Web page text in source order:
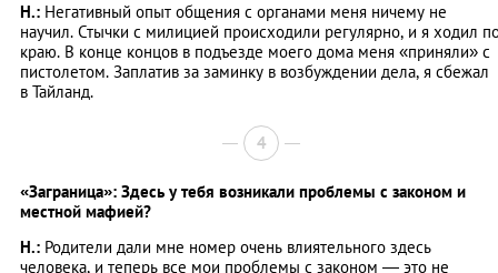
Н.: Негативный опыт общения с органами меня ничему не
научил. Стычки с милицией происходили регулярно, и я ходил
краю. В конце концов в подъезде моего дома меня «приняли» с
пистолетом. Заплатив за заминку в возбуждении дела, я сбежал
в Тайланд.
4
«Заграница»: Здесь у тебя возникали проблемы с законом и
местной мафией?
Н.: Родители дали мне номер очень влиятельного здесь
человека, и теперь все мои проблемы с законом — это не